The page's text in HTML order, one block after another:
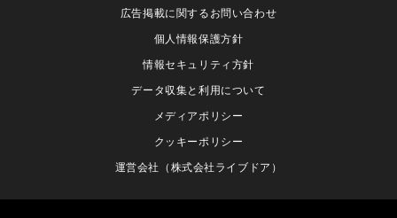
広告掲載に関するお問い合わせ
個人情報保護方針
情報セキュリティ方針
データ収集と利用について
メディアポリシー
クッキーポリシー
運営会社（株式会社ライブドア）